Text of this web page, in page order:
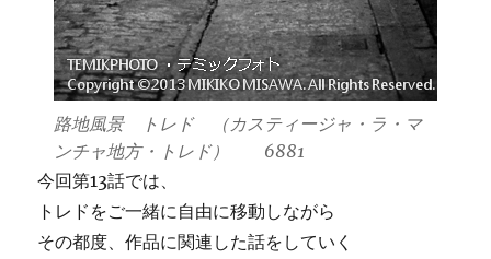
路地風景 トレド （カスティージャ・ラ・マ
ンチャ地方・トレド） 6881
今回第13話では、
トレドをご一緒に自由に移動しながら
その都度、作品に関連した話をしていく